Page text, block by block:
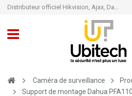
Distributeur officiel Hikvision, Ajax, Dahua, TP-Link - Caméra de vidéo surveillance - Alarme
Caméra de surveillance
Support de montage Dahua